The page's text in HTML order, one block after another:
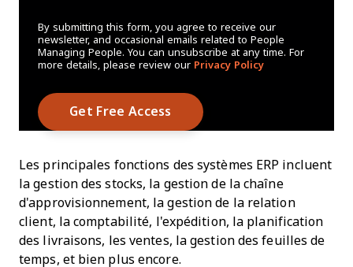
By submitting this form, you agree to receive our
newsletter, and occasional emails related to People
Managing People. You can unsubscribe at any time. For
more details, please review our Privacy Policy
Les principales fonctions des systèmes ERP incluent
la gestion des stocks, la gestion de la chaîne
d'approvisionnement, la gestion de la relation
client, la comptabilité, l'expédition, la planification
des livraisons, les ventes, la gestion des feuilles de
temps, et bien plus encore.